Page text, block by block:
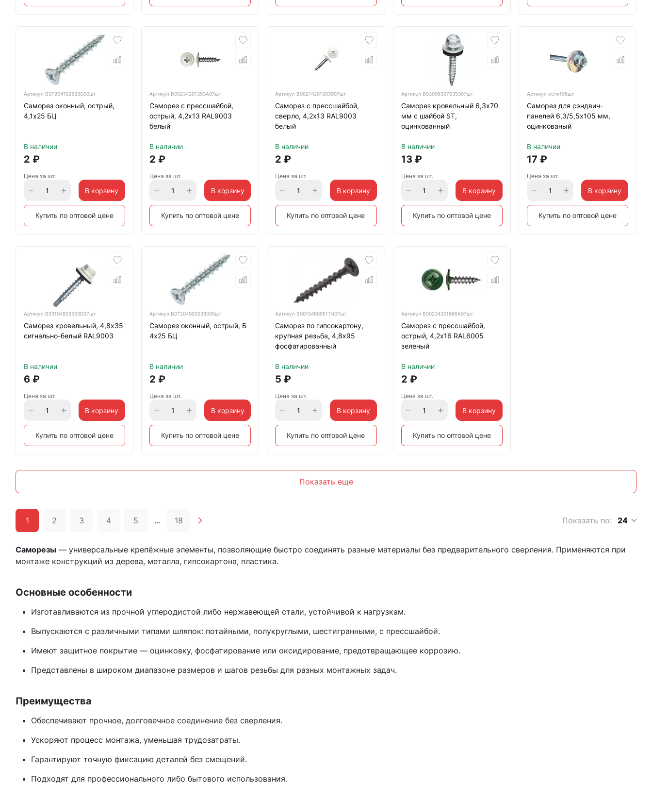
Артикул B07204102533G00шт
Саморез оконный, острый,
4,1х25 БЦ
В наличии
2 ₽
Цена за шт.
В корзину
Купить по оптовой цене
Артикул B00234201393A07шт
Саморез с прессшайбой,
острый, 4,2х13 RAL9003
белый
В наличии
2 ₽
Цена за шт.
В корзину
Купить по оптовой цене
Артикул B00214201393907шт
Саморез с прессшайбой,
сверло, 4,2х13 RAL9003
белый
В наличии
2 ₽
Цена за шт.
В корзину
Купить по оптовой цене
Артикул B03006307035307шт
Саморез кровельный 6,3х70
мм с шайбой ST,
оцинкованный
В наличии
13 ₽
Цена за шт.
В корзину
Купить по оптовой цене
Артикул сспк105шт
Саморез для сэндвич-
панелей 6,3/5,5х105 мм,
оцинкованый
В наличии
17 ₽
Цена за шт.
В корзину
Купить по оптовой цене
Артикул B03104803593D07шт
Саморез кровельный, 4,8х35
сигнально-белый RAL9003
В наличии
6 ₽
Цена за шт.
В корзину
Купить по оптовой цене
Артикул B07204002538000шт
Саморез оконный, острый, Б
4х25 БЦ
В наличии
2 ₽
Цена за шт.
В корзину
Купить по оптовой цене
Артикул B00104809511N07шт
Саморез по гипсокартону,
крупная резьба, 4,8х95
фосфатированный
В наличии
5 ₽
Цена за шт.
В корзину
Купить по оптовой цене
Артикул B00234201665A07шт
Саморез с прессшайбой,
острый, 4,2х16 RAL6005
зеленый
В наличии
2 ₽
Цена за шт.
В корзину
Купить по оптовой цене
Показать еще
1 2 3 4 5 ... 18 Показать по: 24
Саморезы — универсальные крепёжные элементы, позволяющие быстро соединять разные материалы без предварительного сверления. Применяются при
монтаже конструкций из дерева, металла, гипсокартона, пластика.
Основные особенности
Изготавливаются из прочной углеродистой либо нержавеющей стали, устойчивой к нагрузкам.
Выпускаются с различными типами шляпок: потайными, полукруглыми, шестигранными, с прессшайбой.
Имеют защитное покрытие — оцинковку, фосфатирование или оксидирование, предотвращающее коррозию.
Представлены в широком диапазоне размеров и шагов резьбы для разных монтажных задач.
Преимущества
Обеспечивают прочное, долговечное соединение без сверления.
Ускоряют процесс монтажа, уменьшая трудозатраты.
Гарантируют точную фиксацию деталей без смещений.
Подходят для профессионального либо бытового использования.